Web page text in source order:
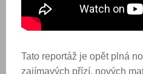
Tato reportáž je opět plná
zajímavých přízí, nových